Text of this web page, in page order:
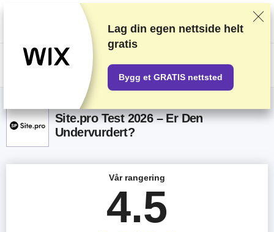
Vi vurderer leverandører basert på omfattende testing og undersøkelser,
men vi tar også hensyn til tilbakemeldinger fra leserne våre og
kommersielle avtaler med leverandører. Denne siden inneholder
Annonseerklæringen
US$
Site.pro Test 2026 – Er Den
Undervurdert?
Vår rangering
4.5
Lag din egen nettside helt
gratis
Bygg et GRATIS nettsted